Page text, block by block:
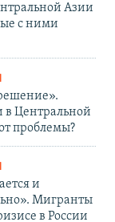
Азии
с ними
Центральной
проблемы?
и
Мигранты
в России